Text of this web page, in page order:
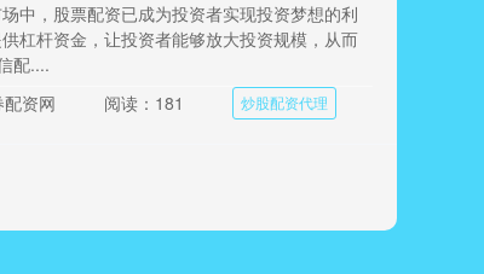
中，股票配资已成为投资者实现投资梦想的利
杠杆资金，让投资者能够放大投资规模，从而
配....
资网 阅读：181 炒股配资代理